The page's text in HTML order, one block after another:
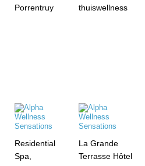
Porrentruy
thuiswellness
Residential
Spa,
La Grande
Terrasse Hôtel